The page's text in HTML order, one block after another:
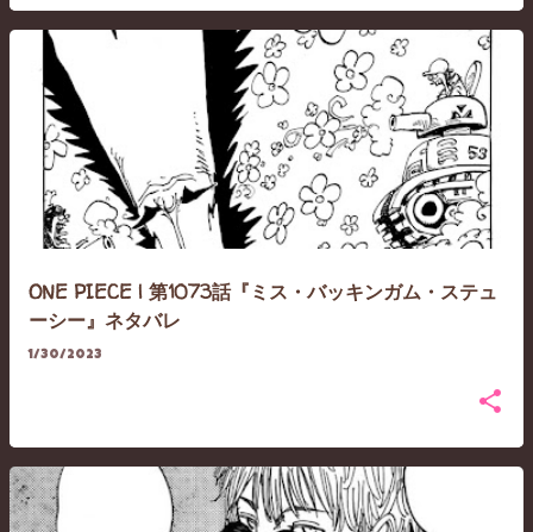
ONE PIECE | 第1073話『ミス・バッキンガム・ステュ
ーシー』ネタバレ
1/30/2023